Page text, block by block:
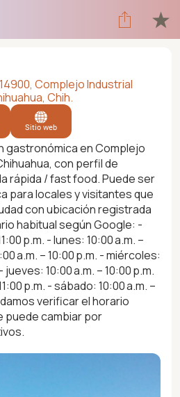
Complejo Industrial
Chih.
Sitio web
gastronómica en Complejo
con perfil de
rápida / fast food. Puede ser
para locales y visitantes que
con ubicación registrada
habitual según Google: -
p.m. - lunes: 10:00 a.m. –
a.m. – 10:00 p.m. - miércoles:
jueves: 10:00 a.m. – 10:00 p.m.
p.m. - sábado: 10:00 a.m. –
verificar el horario
puede cambiar por